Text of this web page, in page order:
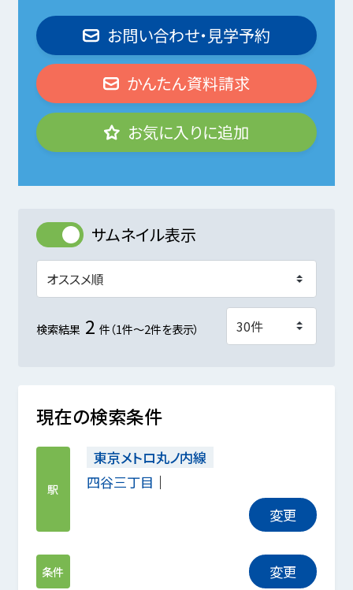
お問い合わせ・見学予約
かんたん資料請求
お気に入りに追加
サムネイル表示
検索結果 2 件（1件～2件を表示）
現在の検索条件
駅
東京メトロ丸ノ内線
四谷三丁目
変更
条件 変更